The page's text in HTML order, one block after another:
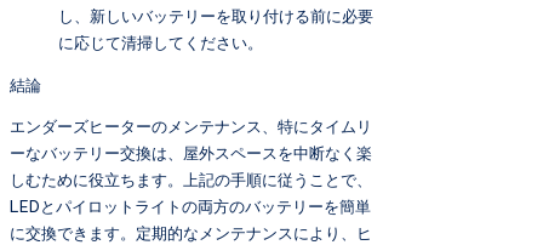
し、新しいバッテリーを取り付ける前に必要
に応じて清掃してください。
結論
エンダーズヒーターのメンテナンス、特にタイムリ
ーなバッテリー交換は、屋外スペースを中断なく楽
しむために役立ちます。上記の手順に従うことで、
LEDとパイロットライトの両方のバッテリーを簡単
に交換できます。定期的なメンテナンスにより、ヒ